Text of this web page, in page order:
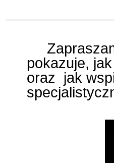
pokazuje,
oraz jak